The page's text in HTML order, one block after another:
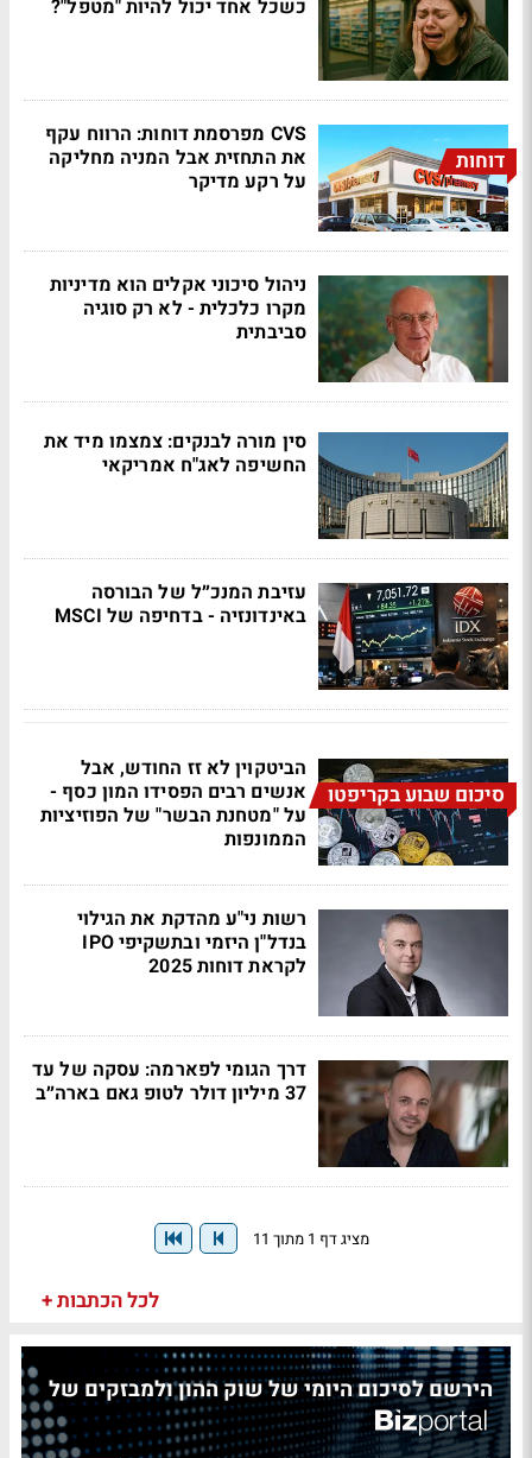
כשכל אחד יכול להיות "מטפל"?
דוחות
CVS מפרסמת דוחות: הרווח עקף
את התחזית אבל המניה מחליקה
על רקע מדיקר
ניהול סיכוני אקלים הוא מדיניות
מקרו כלכלית - לא רק סוגיה
סביבתית
סין מורה לבנקים: צמצמו מיד את
החשיפה לאג"ח אמריקאי
עזיבת המנכ״ל של הבורסה
באינדונזיה - בדחיפה של MSCI
סיכום שבוע בקריפטו
הביטקוין לא זז החודש, אבל
אנשים רבים הפסידו המון כסף -
על "מטחנת הבשר" של הפוזיציות
הממונפות
רשות ני"ע מהדקת את הגילוי
בנדל"ן היזמי ובתשקיפי IPO
לקראת דוחות 2025
דרך הגומי לפארמה: עסקה של עד
37 מיליון דולר לטופ גאם בארה״ב
מציג דף 1 מתוך 11
לכל הכתבות +
הירשם לסיכום היומי של שוק ההון ולמבזקים של